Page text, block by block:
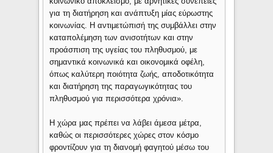
για τη διατήρηση και ανάπτυξη μίας εύρωστης
κοινωνίας. Η αντιμετώπισή της συμβάλλει στην
καταπολέμηση των ανισοτήτων και στην
προάσπιση της υγείας του πληθυσμού, με
σημαντικά κοινωνικά και οικονομικά οφέλη,
όπως καλύτερη ποιότητα ζωής, αποδοτικότητα
και διατήρηση της παραγωγικότητας του
πληθυσμού για περισσότερα χρόνια».
Η χώρα μας πρέπει να λάβει άμεσα μέτρα,
καθώς οι περισσότερες χώρες στον κόσμο
φροντίζουν για τη διανομή φαγητού μέσω του